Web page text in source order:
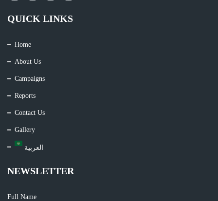
QUICK LINKS
Home
About Us
Campaigns
Reports
Contact Us
Gallery
العربية
NEWSLETTER
Full Name